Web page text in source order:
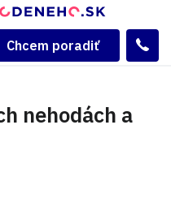
Chcem poradiť
nehodách a